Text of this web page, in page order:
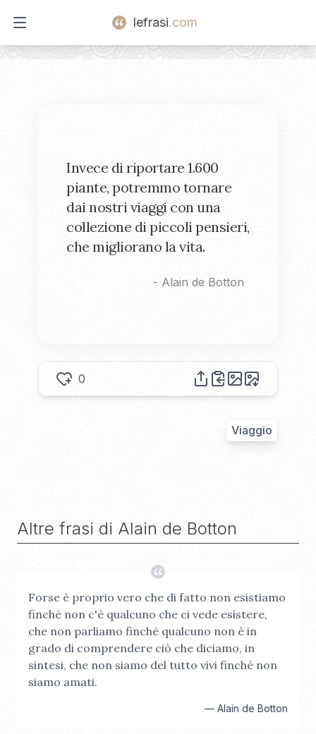
Open main menu
lefrasi.com
Invece di riportare 1.600
piante, potremmo tornare
dai nostri viaggi con una
collezione di piccoli pensieri,
che migliorano la vita.
- Alain de Botton
0
Viaggio
Altre frasi di Alain de Botton
Forse è proprio vero che di fatto non esistiamo
finché non c'è qualcuno che ci vede esistere,
che non parliamo finché qualcuno non è in
grado di comprendere ciò che diciamo, in
sintesi, che non siamo del tutto vivi finché non
siamo amati.
— Alain de Botton